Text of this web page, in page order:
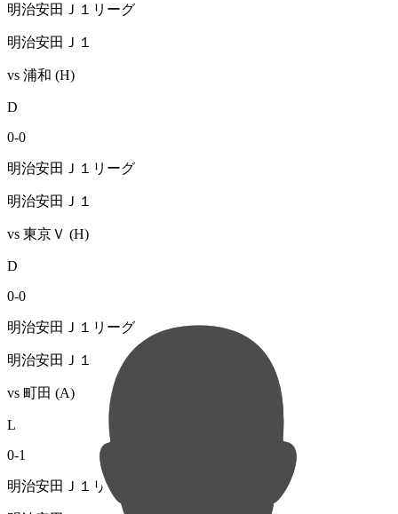
明治安田Ｊ１リーグ
明治安田Ｊ１
vs 浦和 (H)
D
0-0
明治安田Ｊ１リーグ
明治安田Ｊ１
vs 東京Ｖ (H)
D
0-0
明治安田Ｊ１リーグ
明治安田Ｊ１
vs 町田 (A)
L
0-1
明治安田Ｊ１リーグ